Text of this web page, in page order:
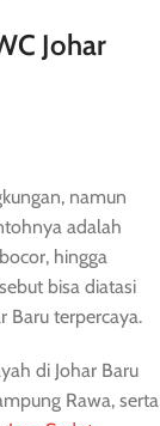
Johar
namun
adalah
hingga
bisa diatasi
Baru terpercaya.
di Johar Baru
Rawa, serta